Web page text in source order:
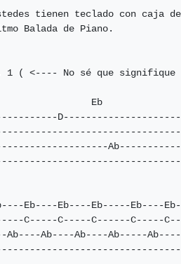
tienen teclado con caja
Balada de Piano.
1 ( <---- No sé que
Eb----Eb----Eb-----
C-----C-----C------
Ab----Ab----Ab----Ab-----